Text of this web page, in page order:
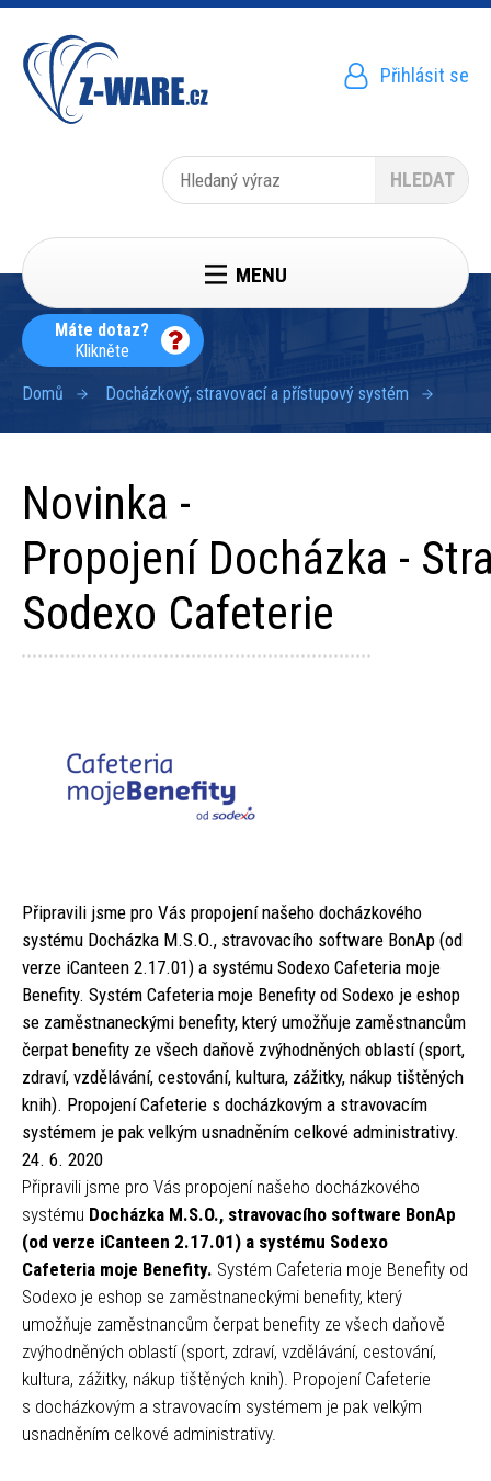
Přejít
hlavnímu
obsahu
Menu
účtu
Přihlásit se
Hledat
Máte dotaz?
Klikněte
MENU
Domů Docházkový, stravovací a přístupový systém
Novinka -
Propojení Docházka -
Sodexo Cafeterie
Připravili jsme pro Vás propojení našeho docházkového
systému Docházka M.S.O., stravovacího software BonAp (od
verze iCanteen 2.17.01) a systému Sodexo Cafeteria moje
Benefity. Systém Cafeteria moje Benefity od Sodexo je eshop
se zaměstnaneckými benefity, který umožňuje zaměstnancům
čerpat benefity ze všech daňově zvýhodněných oblastí (sport,
zdraví, vzdělávání, cestování, kultura, zážitky, nákup tištěných
knih). Propojení Cafeterie s docházkovým a stravovacím
systémem je pak velkým usnadněním celkové administrativy.
24. 6. 2020
Připravili jsme pro Vás propojení našeho docházkového
systému Docházka M.S.O., stravovacího software BonAp
(od verze iCanteen 2.17.01) a systému Sodexo
Cafeteria moje Benefity. Systém Cafeteria moje Benefity od
Sodexo je eshop se zaměstnaneckými benefity, který
umožňuje zaměstnancům čerpat benefity ze všech daňově
zvýhodněných oblastí (sport, zdraví, vzdělávání, cestování,
kultura, zážitky, nákup tištěných knih). Propojení Cafeterie
s docházkovým a stravovacím systémem je pak velkým
usnadněním celkové administrativy.